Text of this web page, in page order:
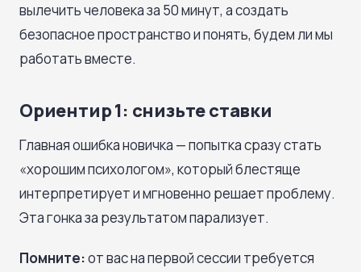
вылечить человека за 50 минут, а создать
безопасное пространство и понять, будем ли мы
работать вместе.
Ориентир 1: снизьте ставки
Главная ошибка новичка — попытка сразу стать
«хорошим психологом», который блестяще
интерпретирует и мгновенно решает проблему.
Эта гонка за результатом парализует.
Помните:от вас на первой сессии требуется